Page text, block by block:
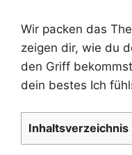
Wir packen das
zeigen dir, wie du
den Griff
dein bestes Ich
Inhaltsverzeichnis